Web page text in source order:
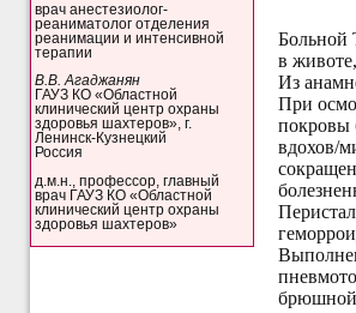
врач анестезиолог-
реаниматолог отделения
реанимации и интенсивной
терапии
В.В. Агаджанян
ГАУЗ КО «Областной
клинический центр охраны
здоровья шахтеров», г.
Ленинск-Кузнецкий
Россия
д.м.н., профессор, главный
врач ГАУЗ КО «Областной
клинический центр охраны
здоровья шахтеров»
Больной
в
Из
При
покровы
вдохов/
брюшной